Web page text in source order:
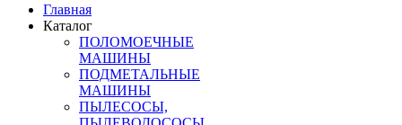
Главная
Каталог
ПОЛОМОЕЧНЫЕ
МАШИНЫ
ПОДМЕТАЛЬНЫЕ
МАШИНЫ
ПЫЛЕСОСЫ,